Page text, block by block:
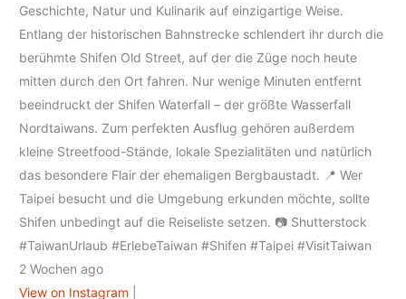
Geschichte, Natur und Kulinarik auf einzigartige Weise.
Entlang der historischen Bahnstrecke schlendert ihr durch die
berühmte Shifen Old Street, auf der die Züge noch heute
mitten durch den Ort fahren. Nur wenige Minuten entfernt
beeindruckt der Shifen Waterfall – der größte Wasserfall
Nordtaiwans. Zum perfekten Ausflug gehören außerdem
kleine Streetfood-Stände, lokale Spezialitäten und natürlich
das besondere Flair der ehemaligen Bergbaustadt. 📍 Wer
Taipei besucht und die Umgebung erkunden möchte, sollte
Shifen unbedingt auf die Reiseliste setzen. 📷 Shutterstock
#TaiwanUrlaub #ErlebeTaiwan #Shifen #Taipei #VisitTaiwan
2 Wochen ago
View on Instagram